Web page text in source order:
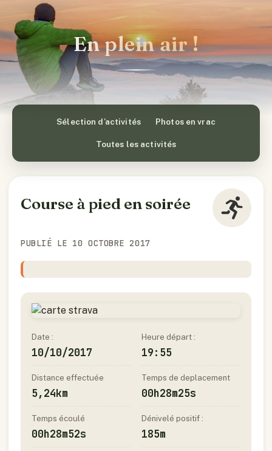
En plein air !
Sélection d’activités Photos en vrac
Toutes les activités
Course à pied en soirée
PUBLIÉ LE 10 OCTOBRE 2017
Date :
10/10/2017
Heure départ :
19:55
Distance effectuée
5,24km
Temps de deplacement
00h28m25s
Temps écoulé
00h28m52s
Dénivelé positif :
185m